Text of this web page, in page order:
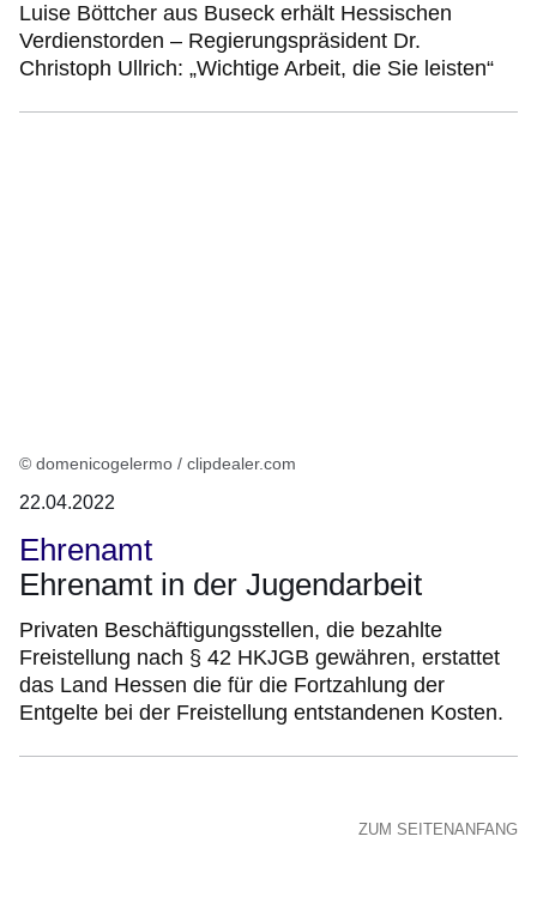
Luise Böttcher aus Buseck erhält Hessischen
Verdienstorden – Regierungspräsident Dr.
Christoph Ullrich: „Wichtige Arbeit, die Sie leisten“
© domenicogelermo / clipdealer.com
22.04.2022
Ehrenamt
Ehrenamt in der Jugendarbeit
Privaten Beschäftigungsstellen, die bezahlte
Freistellung nach § 42 HKJGB gewähren, erstattet
das Land Hessen die für die Fortzahlung der
Entgelte bei der Freistellung entstandenen Kosten.
ZUM SEITENANFANG